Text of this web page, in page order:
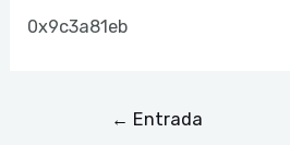
0x9c3a81eb
← Entrada